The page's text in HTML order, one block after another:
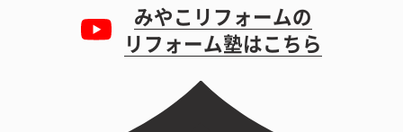
みやこリフォームの
リフォーム塾はこちら